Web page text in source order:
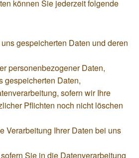
können Sie jederzeit folgende
gespeicherten Daten und deren
personenbezogener Daten,
gespeicherten Daten,
sofern wir Ihre
Pflichten noch nicht löschen
Verarbeitung Ihrer Daten bei uns
Sie in die Datenverarbeitung